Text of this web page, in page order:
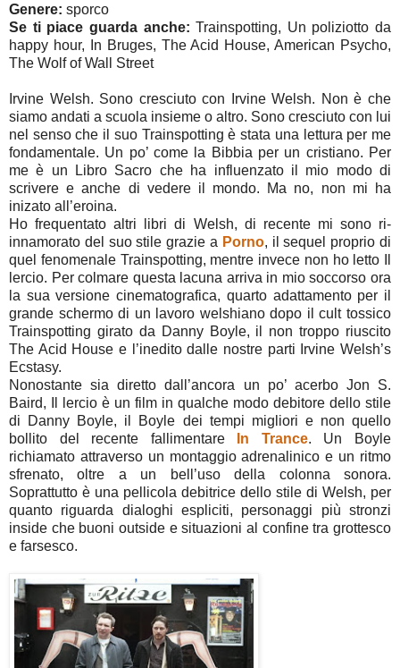
Genere: sporco
Se ti piace guarda anche:Trainspotting, Un poliziotto da
happy hour, In Bruges, The Acid House, American Psycho,
The Wolf of Wall Street
Irvine Welsh. Sono cresciuto con Irvine Welsh. Non è che
siamo andati a scuola insieme o altro. Sono cresciuto con lui
nel senso che il suo Trainspotting è stata una lettura per me
fondamentale. Un po’ come la Bibbia per un cristiano. Per
me è un Libro Sacro che ha influenzato il mio modo di
scrivere e anche di vedere il mondo. Ma no, non mi ha
inizato all’eroina.
Ho frequentato altri libri di Welsh, di recente mi sono ri-
innamorato del suo stile grazie a Porno, il sequel proprio di
quel fenomenale Trainspotting, mentre invece non ho letto Il
lercio. Per colmare questa lacuna arriva in mio soccorso ora
la sua versione cinematografica, quarto adattamento per il
grande schermo di un lavoro welshiano dopo il cult tossico
Trainspotting girato da Danny Boyle, il non troppo riuscito
The Acid House e l’inedito dalle nostre parti Irvine Welsh’s
Ecstasy.
Nonostante sia diretto dall’ancora un po’ acerbo Jon S.
Baird, Il lercio è un film in qualche modo debitore dello stile
di Danny Boyle, il Boyle dei tempi migliori e non quello
bollito del recente fallimentare
In Trance. Un Boyle
richiamato attraverso un montaggio adrenalinico e un ritmo
sfrenato, oltre a un bell’uso della colonna sonora.
Soprattutto è una pellicola debitrice dello stile di Welsh, per
quanto riguarda dialoghi espliciti, personaggi più stronzi
inside che buoni outside e situazioni al confine tra grottesco
e farsesco.